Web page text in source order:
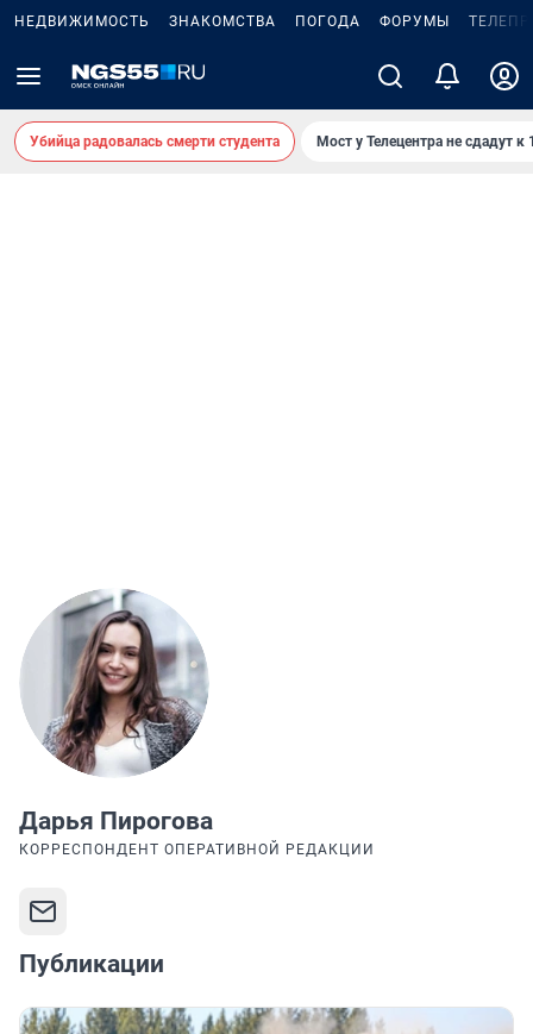
НЕДВИЖИМОСТЬ ЗНАКОМСТВА ПОГОДА ФОРУМЫ
Убийца радовалась смерти студента Мост у Телецентра не сдадут к
Дарья Пирогова
КОРРЕСПОНДЕНТ ОПЕРАТИВНОЙ РЕДАКЦИИ
Публикации